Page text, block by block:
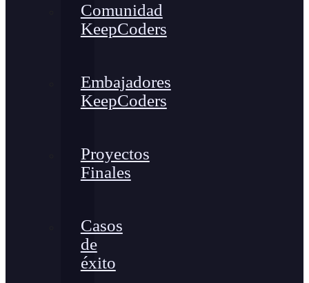
Comunidad
KeepCoders
Embajadores
KeepCoders
Proyectos
Finales
Casos
de
éxito